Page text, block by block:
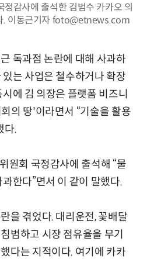
감사에 출석한 김범수 카카오 의
. 이동근기자 foto@etnews.com
독과점 논란에 대해 사과하
는 사업은 철수하거나 확장
에 김 의장은 플랫폼 비즈니
의 땅'이라면서 “기술을 활용
다.
원회 국정감사에 출석해 “물
한다”면서 이 같이 말했다.
을 겪었다. 대리운전, 꽃배달
범하고 시장 점유율을 무기
다는 지적이다. 여기에 카카